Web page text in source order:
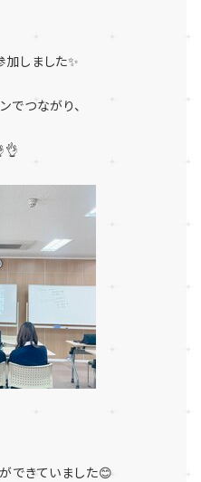
しました✨
でつながり、
できていました😊